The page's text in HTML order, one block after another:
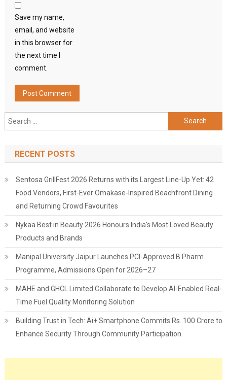
Save my name,
email, and website
in this browser for
the next time I
comment.
Search
for:
RECENT POSTS
Sentosa GrillFest 2026 Returns with its Largest Line-Up Yet: 42
Food Vendors, First-Ever Omakase-Inspired Beachfront Dining
and Returning Crowd Favourites
Nykaa Best in Beauty 2026 Honours India's Most Loved Beauty
Products and Brands
Manipal University Jaipur Launches PCI-Approved B.Pharm.
Programme, Admissions Open for 2026–27
MAHE and GHCL Limited Collaborate to Develop AI-Enabled Real-
Time Fuel Quality Monitoring Solution
Building Trust in Tech: Ai+ Smartphone Commits Rs. 100 Crore to
Enhance Security Through Community Participation